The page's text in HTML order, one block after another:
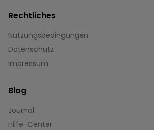
Rechtliches
Nutzungsbedingungen
Datenschutz
Impressum
Blog
Journal
Hilfe-Center